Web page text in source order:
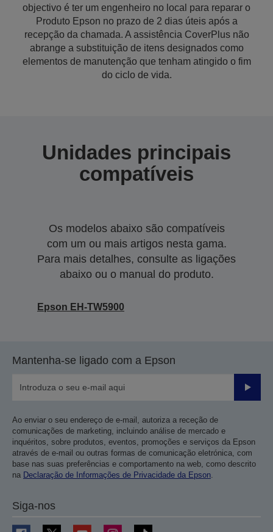
objectivo é ter um engenheiro no local para reparar o
Produto Epson no prazo de 2 dias úteis após a
recepção da chamada. A assistência CoverPlus não
abrange a substituição de itens designados como
elementos de manutenção que tenham atingido o fim
do ciclo de vida.
Unidades principais
compatíveis
Os modelos abaixo são compatíveis
com um ou mais artigos nesta gama.
Para mais detalhes, consulte as ligações
abaixo ou o manual do produto.
Epson EH-TW5900
Mantenha-se ligado com a Epson
Enviar
Ao enviar o seu endereço de e-mail, autoriza a receção de
comunicações de marketing, incluindo análise de mercado e
inquéritos, sobre produtos, eventos, promoções e serviços da Epson
através de e-mail ou outras formas de comunicação eletrónica, com
base nas suas preferências e comportamento na web, como descrito
na Declaração de Informações de Privacidade da Epson.
Siga-nos